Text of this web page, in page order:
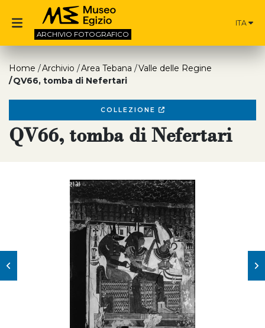
ARCHIVIO FOTOGRAFICO
ITA
Home Archivio Area Tebana
Valle delle Regine
QV66, tomba di Nefertari
COLLEZIONE
QV66, tomba di Nefertari